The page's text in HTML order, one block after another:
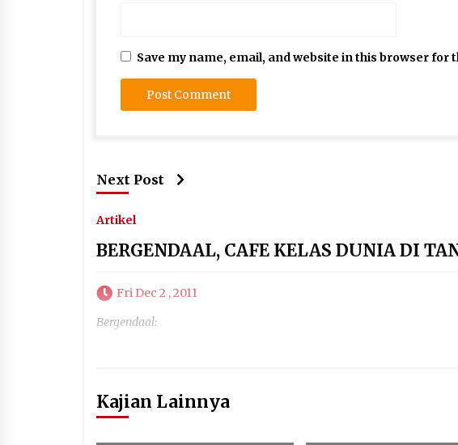
Save my name, email, and website in this browser for
Next Post
Artikel
BERGENDAAL, CAFE KELAS DUNIA DI
Fri Dec 2 , 2011
Bergendaal:
Kajian Lainnya